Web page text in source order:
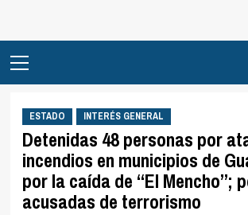
Menu
ESTADO INTERÉS GENERAL
Detenidas 48 personas por
incendios en municipios de
por la caída de “El Mencho”;
acusadas de terrorismo